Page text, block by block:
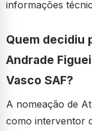
informações
Quem decidiu
Andrade
Vasco SAF?
A nomeação de
como interventor